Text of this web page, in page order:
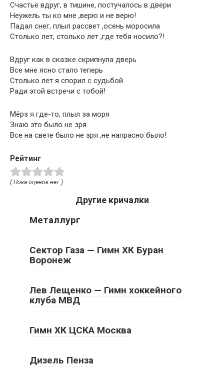
Счастье вдруг, в тишине, постучалось в двери
Неужель ты ко мне ,верю и не верю!
Падал снег, плыл рассвет ,осень моросила
Столько лет, столько лет ,где тебя носило?!
Вдруг как в сказке скрипнула дверь
Все мне ясно стало теперь
Столько лет я спорил с судьбой
Ради этой встречи с тобой!
Мёрз я где-то, плыл за моря
Знаю это было не зря.
Все на свете было не зря ,не напрасно было!
Рейтинг
( Пока оценок нет )
Другие кричалки
Металлург
Сектор Газа — Гимн ХК Буран
Воронеж
Лев Лещенко — Гимн хоккейного
клуба МВД
Гимн ХК ЦСКА Москва
Дизель Пенза